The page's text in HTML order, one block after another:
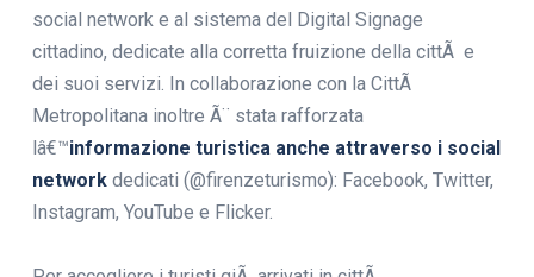
social network e al sistema del Digital Signage
cittadino, dedicate alla corretta fruizione della cittÃ e
dei suoi servizi. In collaborazione con la CittÃ
Metropolitana inoltre Ã¨ stata rafforzata
lâ€™informazione turistica anche attraverso i social
network dedicati (@firenzeturismo): Facebook, Twitter,
Instagram, YouTube e Flicker.